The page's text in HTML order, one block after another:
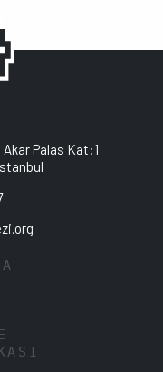
Akar Palas Kat:1